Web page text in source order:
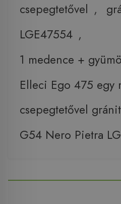
csepegtetővel ,
LGE47554 ,
1 medence +
Elleci Ego 475 egy
csepegtetővel
G54 Nero Pietra